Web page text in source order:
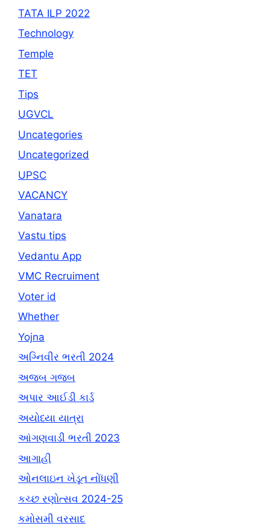
TATA ILP 2022
Technology
Temple
TET
Tips
UGVCL
Uncategories
Uncategorized
UPSC
VACANCY
Vanatara
Vastu tips
Vedantu App
VMC Recruiment
Voter id
Whether
Yojna
અગ્નિવીર ભરતી 2024
અજબ ગજબ
અપાર આઈડી કાર્ડ
અયોધ્યા યાત્રા
આંગણવાડી ભરતી 2023
આગાહી
ઓનલાઇન ખેડૂત નોંધણી
કચ્છ રણોત્સવ 2024-25
કમોસમી વરસાદ